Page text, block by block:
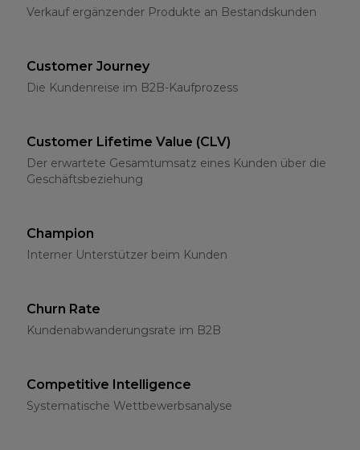
Verkauf ergänzender Produkte an Bestandskunden
Customer Journey
Die Kundenreise im B2B-Kaufprozess
Customer Lifetime Value (CLV)
Der erwartete Gesamtumsatz eines Kunden über die
Geschäftsbeziehung
Champion
Interner Unterstützer beim Kunden
Churn Rate
Kundenabwanderungsrate im B2B
Competitive Intelligence
Systematische Wettbewerbsanalyse